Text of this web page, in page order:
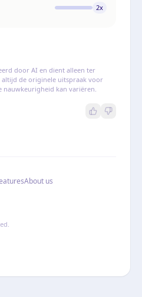
2x
door AI en dient alleen ter
de originele uitspraak voor
nauwkeurigheid kan variëren.
About us